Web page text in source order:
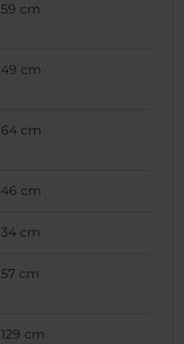
59 cm
49 cm
64 cm
46 cm
34 cm
57 cm
129 cm